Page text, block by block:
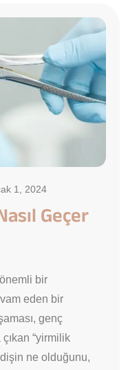
1, 2024
Geçer
önemli bir
eden bir
genç
“yirmilik
ne olduğunu,